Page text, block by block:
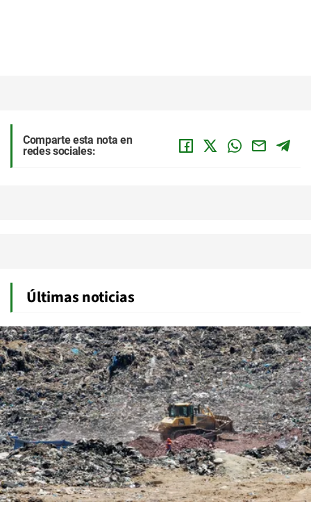
Comparte esta nota en
redes sociales:
Últimas noticias